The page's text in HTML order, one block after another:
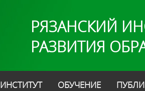
РЯЗАНСКИЙ
РАЗВИТИЯ
ИНСТИТУТ ОБУЧЕНИЕ